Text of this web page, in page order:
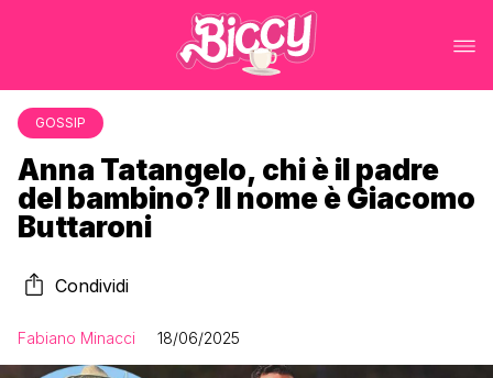
GOSSIP
Anna Tatangelo, chi è il padre
del bambino? Il nome è Giacomo
Buttaroni
Condividi
Fabiano Minacci 18/06/2025